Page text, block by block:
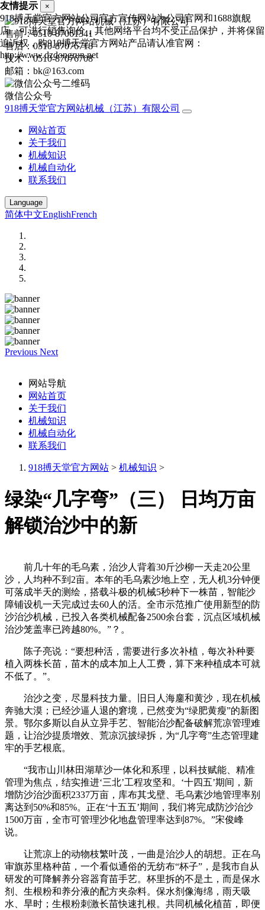
售前：0510-87061341
售后：0510-87076718
技术：0510-87076708
邮箱：bk@163.com
微信公众号
918搏天堂官方网站机械（江苏）有限公司
网站首页
关于我们
机械知识
机械自动化
联系我们
Language
简体中文EnglishFrench
Previous Next
网站导航
网站首页
关于我们
机械知识
机械自动化
联系我们
918搏天堂官方网站 > 机械知识 >
绿染“几字弯”（三） 日均万亩
解锁治沙中的新
前几十年的毛乌素，治沙人背着30斤沙柳一天走20公里
沙，人均种不到2亩。本年的毛乌素沙地上空，无人机3分钟便
可落成半天的测绘，搭载斗极的机械5秒种下一株苗，智能沙
障铺设机一天完成过去60人的活。全市示范推广使用新型的防
沙治沙机械，已投入各类机械配备2500余台套，沉点区域机械
治沙笼盖率已跨越80%。”？。
陈子亮说：“要想种活，需要进行多次补植，每次补种要
植入两株长苗，苗木的成本加上人工费，算下来种植成本可就
不低了。”。
治沙之变，尽显科技力量。旧日人海鏖和黄沙，现在机械
奔驰大漠；已经沙逼人退的窘境，已然变为“绿肥黄瘦”的新图
景。鄂尔多斯以自从立异手艺、智能治沙配备破解荒凉管理难
题，让治沙提质增效、荒凉沉披绿拆，为“几字弯”生态管理建
牢的手艺根底。
“我市山川林田湖草沙一体化和系理，以科技赋能、精准
管理为焦点，结实推进‘三北’工程攻坚和。‘十四五’期间，新
增防沙治沙面积2337万亩，库布其戈壁、毛乌素沙地管理率别
离达到50%和85%。正在‘十五五’期间，我们将完成防沙治沙
1500万亩，全市可管理沙化地盘管理率达到87%。”宋俊峰
说。
让荒凉上的动物枝繁叶茂，一曲是治沙人的胡想。正在乌
审旗苏里格种苗，一个看似通俗的无纺布“杯子”，是我市自从
研发的可降解养分容器育苗手艺。杯里拆的不是土，而是保水
剂、生根粉和养分液的配方夹杂料。保水剂像海绵，雨天吸
水、旱时；生根粉刺激长苗快速扎根。共同机械化植苗，即便
友情提示 ×
918搏天堂官方网站公司官方宣传网站为公司官网和1688旗舰
店，可进行销售询价，其他网络平台均不受正品保护，并将保留
追诉权，购918搏天堂官方网站产品请认准官网：
http://www.dzdongrun.net